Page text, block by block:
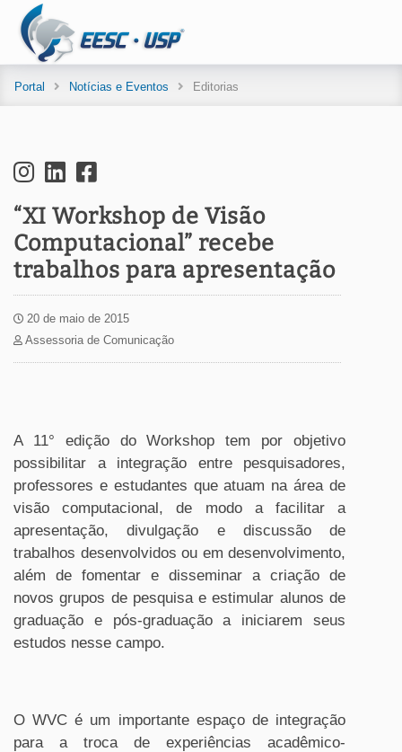
Portal Notícias e Eventos Editorias
“XI Workshop de Visão
Computacional” recebe
trabalhos para apresentação
20 de maio de 2015
Assessoria de Comunicação
A 11° edição do Workshop tem por objetivo
possibilitar a integração entre pesquisadores,
professores e estudantes que atuam na área de
visão computacional, de modo a facilitar a
apresentação, divulgação e discussão de
trabalhos desenvolvidos ou em desenvolvimento,
além de fomentar e disseminar a criação de
novos grupos de pesquisa e estimular alunos de
graduação e pós-graduação a iniciarem seus
estudos nesse campo.
O WVC é um importante espaço de integração
para a troca de experiências acadêmico-